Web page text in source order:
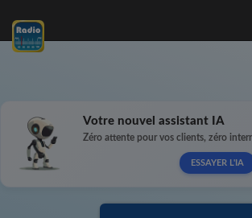
Votre nouvel assistant IA
Zéro attente pour vos clients, zéro
ESSAYER L'IA